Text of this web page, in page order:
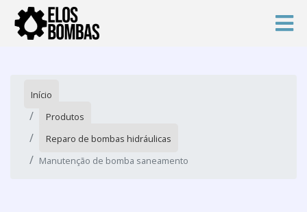
Início
Produtos
Reparo de bombas hidráulicas
Manutenção de bomba saneamento